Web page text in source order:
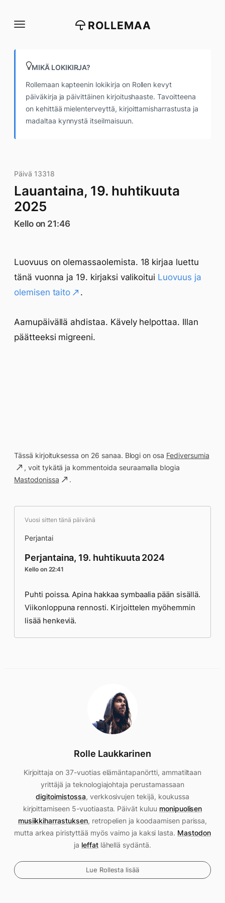
suoraan
ROLLEMAA
MIKÄ LOKIKIRJA?
Rollemaan kapteenin lokikirja on Rollen kevyt
päiväkirja ja päivittäinen kirjoitushaaste. Tavoitteena
on kehittää mielenterveyttä, kirjoittamisharrastusta ja
madaltaa kynnystä itseilmaisuun.
Päivä 13318
Lauantaina, 19. huhtikuuta
2025
Kello on 21:46
Luovuus on olemassaolemista. 18 kirjaa luettu
tänä vuonna ja 19. kirjaksi valikoitui Luovuus ja
olemisen taito
.
Aamupäivällä ahdistaa. Kävely helpottaa. Illan
päätteeksi migreeni.
Tässä kirjoituksessa on 26 sanaa. Blogi on osa Fediversumia
, voit tykätä ja kommentoida seuraamalla blogia
Mastodonissa
.
Vuosi sitten tänä päivänä
Perjantai
Perjantaina, 19. huhtikuuta 2024
Kello on 22:41
Puhti poissa. Apina hakkaa symbaalia pään sisällä.
Viikonloppuna rennosti. Kirjoittelen myöhemmin
lisää henkeviä.
Rolle Laukkarinen
Kirjoittaja on 37-vuotias elämäntapanörtti, ammatiltaan
yrittäjä ja teknologiajohtaja perustamassaan
digitoimistossa, verkkosivujen tekijä, koukussa
kirjoittamiseen 5-vuotiaasta. Päivät kuluu monipuolisen
musiikkiharrastuksen, retropelien ja koodaamisen parissa,
mutta arkea piristyttää myös vaimo ja kaksi lasta. Mastodon
ja leffatlähellä sydäntä.
Lue Rollesta lisää